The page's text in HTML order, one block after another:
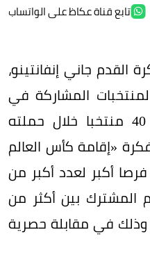
تابع قناة عكاظ على الواتساب
القدم جاني إنفانتينو،
المشاركة في
نهائيات كأس العالم إلى 40 منتخبا خلال حملته
«إقامة كأس العالم
يمنح فرصا أكبر لعدد أكبر من
المشترك بين أكثر من
في مقابلة حصرية